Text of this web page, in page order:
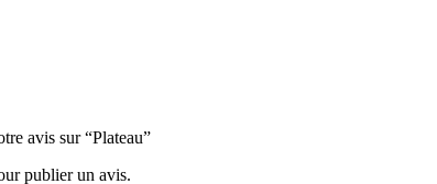
avis sur “Plateau”
publier un avis.